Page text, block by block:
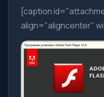
[caption
align="aligncenter"